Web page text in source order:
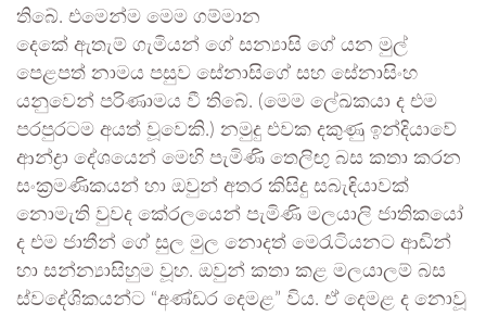
තිබේ. එමෙන්ම මෙම ගම්මාන
දෙකේ ඇතැම් ගැමියන් ගේ සන්‍යාසි ගේ යන මුල්
පෙළපත් නාමය පසුව සේනාසිගේ සහ සේනාසිංහ
යනුවෙන් පරිණාමය වී තිබේ. (මෙම ලේඛකයා ද එම
පරපුරටම අයත් වූවෙකි.) නමුදු එවක දකුණු ඉන්දියාවේ
ආන්ද්‍රා දේශයෙන් මෙහි පැමිණි තෙලිඟු බස කතා කරන
සංක්‍රමණිකයන් හා ඔවුන් අතර කිසිදු සබැඳියාවක්
නොමැති වුවද කේරලයෙන් පැමිණි මලයාලි ජාතිකයෝ
ද එම ජාතීන් ගේ සුල මුල නොදත් මෙරැටියනට ආඬින්
හා සන්න්‍යාසිහුම වූහ. ඔවුන් කතා කළ මලයාලම් බස
ස්වදේශිකයන්ට “අණ්ඩර දෙමළ” විය. ඒ දෙමළ ද නොවූ